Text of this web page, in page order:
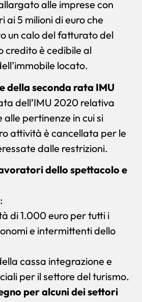
alle imprese con
ai 5 milioni di euro che
un calo del fatturato del
credito è cedibile al
locato.
della seconda rata IMU
dell’IMU 2020 relativa
alle pertinenze in cui si
attività è cancellata per le
dalle restrizioni.
dello spettacolo e
di 1.000 euro per tutti i
e intermittenti dello
cassa integrazione e
per il settore del turismo.
per alcuni dei settori